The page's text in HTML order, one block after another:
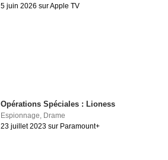
5 juin 2026 sur Apple TV
Opérations Spéciales : Lioness
Espionnage, Drame
23 juillet 2023 sur Paramount+